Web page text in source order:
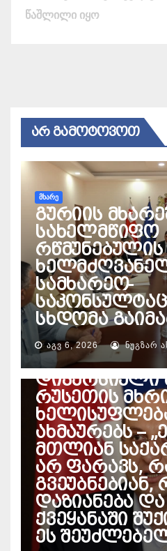
წაშლილი იყო
ᲐᲠ ᲒᲐᲛᲝᲢᲝᲕᲝᲗ
ᲛᲮᲐᲠᲔ
გურიის
სახელმწიფო
რწმუნებულის
სამხარეო-
სხდომა
ᲐᲒᲕ 6, 2026 ᲜᲣᲒᲖᲐᲠ
ᲔᲜᲔᲠᲒᲔᲢᲘᲙᲐ
პაატა
მაქვს, ხდება
დივერსიული
რუსეთის
ახმაურებს –
მთლიან
არ ფარავს,
დაზიანება
ქვეყანაში
ეს